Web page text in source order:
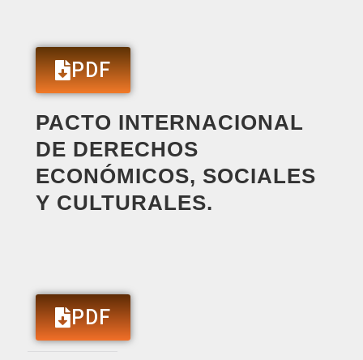
PDF
PACTO INTERNACIONAL
DE DERECHOS
ECONÓMICOS, SOCIALES
Y CULTURALES.
PDF